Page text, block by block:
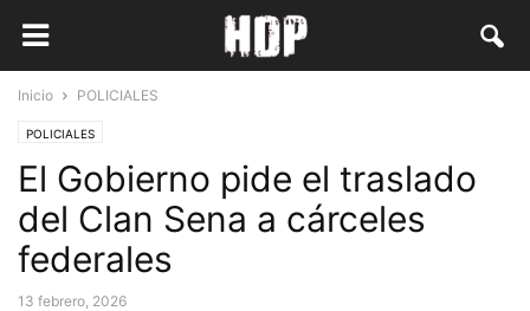
Inicio POLICIALES
POLICIALES
El Gobierno pide el traslado
del Clan Sena a cárceles
federales
13 febrero, 2026